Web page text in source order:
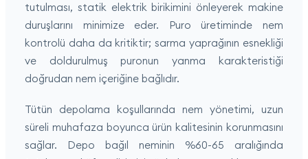
tutulması, statik elektrik birikimini önleyerek makine
duruşlarını minimize eder. Puro üretiminde nem
kontrolü daha da kritiktir; sarma yaprağının esnekliği
ve doldurulmuş puronun yanma karakteristiği
doğrudan nem içeriğine bağlıdır.
Tütün depolama koşullarında nem yönetimi, uzun
süreli muhafaza boyunca ürün kalitesinin korunmasını
sağlar. Depo bağıl neminin %60-65 aralığında